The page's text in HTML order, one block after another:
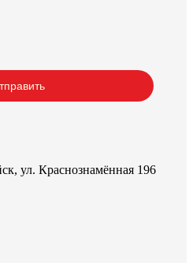
ул. Краснознамённая 196